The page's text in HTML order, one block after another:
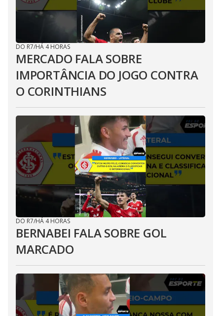
DO R7/HÁ 4 HORAS
MERCADO FALA SOBRE
IMPORTÂNCIA DO JOGO CONTRA
O CORINTHIANS
DO R7/HÁ 4 HORAS
BERNABEI FALA SOBRE GOL
MARCADO